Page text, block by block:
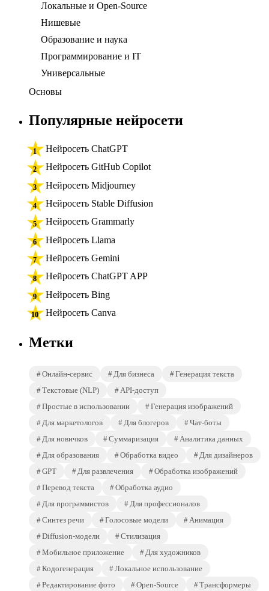
Локальные и Open-Source
Нишевые
Образование и наука
Программирование и IT
Универсальные
Основы
Популярные нейросети
Нейросеть ChatGPT
Нейросеть GitHub Copilot
Нейросеть Midjourney
Нейросеть Stable Diffusion
Нейросеть Grammarly
Нейросеть Llama
Нейросеть Gemini
Нейросеть ChatGPT APP
Нейросеть Bing
Нейросеть Canva
Метки
Онлайн-сервис Для бизнеса
Генерация текста
Текстовые (NLP)
API-доступ
Простые в использовании
Генерация изображений
Для маркетологов
Для блогеров
Чат-боты
Для новичков
Суммаризация
Аналитика данных
Для образования
Обработка видео
Для дизайнеров
GPT
Для развлечения
Обработка изображений
Перевод текста
Обработка аудио
Для программистов
Для профессионалов
Синтез речи
Голосовые модели
Анимация
Diffusion-модели
Стилизация
Мобильное приложение
Для художников
Кодогенерация
Локальное использование
Редактирование фото
Open-Source Трансформеры